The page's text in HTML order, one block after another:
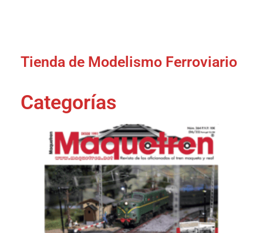
Tienda de Modelismo Ferroviario
Categorías